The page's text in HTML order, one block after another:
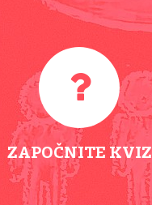
ZAPOČNITE KVIZ